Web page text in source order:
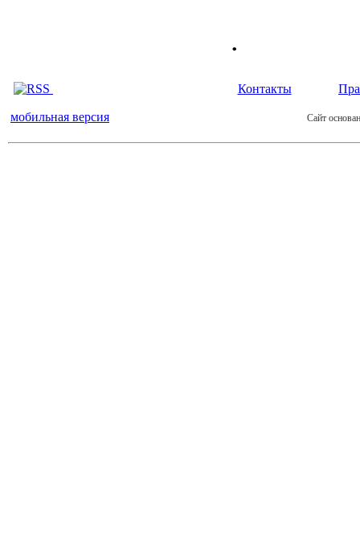
.
Контакты
мобильная версия Сайт